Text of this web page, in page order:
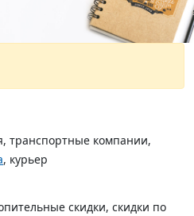
транспортные компании,
, курьер
скидки, скидки по